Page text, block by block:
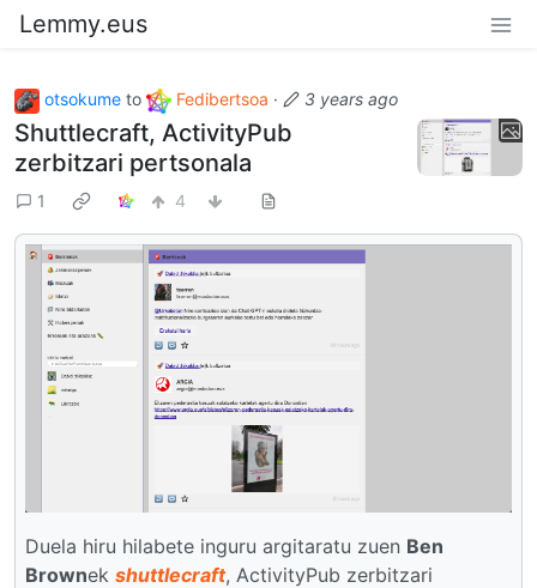
Lemmy.eus
otsokume to Fedibertsoa · 3 years ago
Shuttlecraft, ActivityPub
zerbitzari pertsonala
1 4
Duela hiru hilabete inguru argitaratu zuen Ben
Brownek shuttlecraft, ActivityPub zerbitzari